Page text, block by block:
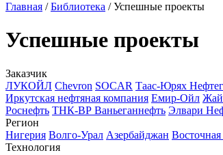
Главная /Библиотека /Успешные проекты
Успешные проекты
Заказчик
ЛУКОЙЛ Chevron SOCAR Таас-Юрях
Иркутская нефтяная компания Емир-Ойл
Роснефть ТНК-ВР Ваньеганнефть Элвари
Регион
Нигерия Волго-Урал Азербайджан
Технология